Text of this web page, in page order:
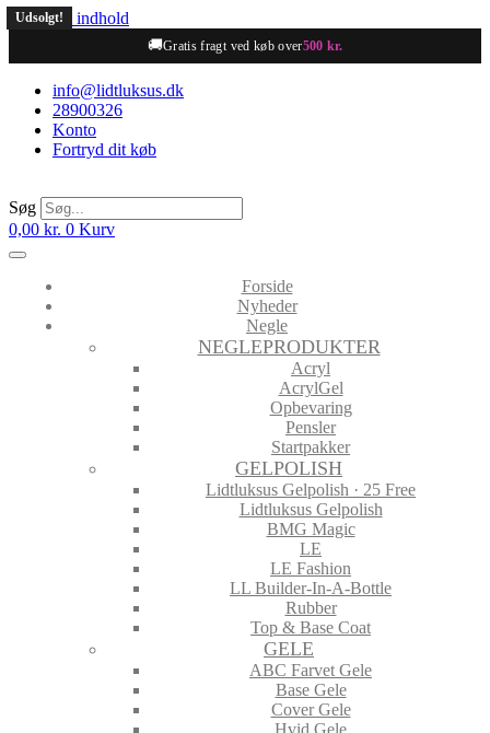
Videre til indhold
🚚Gratis fragt ved køb over500 kr.
info@lidtluksus.dk
28900326
Konto
Fortryd dit køb
Søg
0,00 kr. 0 Kurv
Forside
Nyheder
Negle
NEGLEPRODUKTER
Acryl
AcrylGel
Opbevaring
Pensler
Startpakker
GELPOLISH
Lidtluksus Gelpolish · 25 Free
Lidtluksus Gelpolish
BMG Magic
LE
LE Fashion
LL Builder-In-A-Bottle
Rubber
Top & Base Coat
GELE
ABC Farvet Gele
Base Gele
Cover Gele
Hvid Gele
Udsolgt!